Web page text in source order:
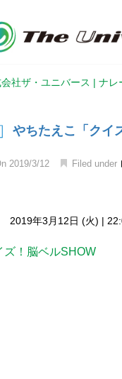
社ザ・ユニバース | ナレ
やちたえこ「クイ
2019/3/12 Filed under
2019年3月12日 (火) |
ズ！脳ベルSHOW